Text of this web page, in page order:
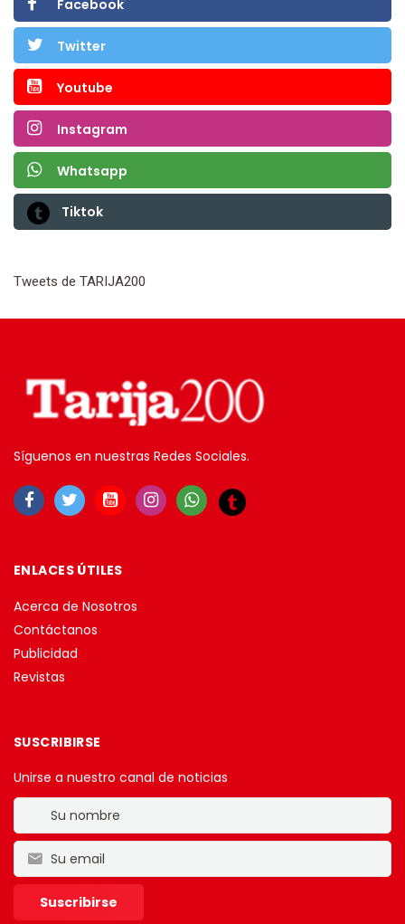
Facebook
Twitter
Youtube
Instagram
Whatsapp
Tiktok
Tweets de TARIJA200
Síguenos en nuestras Redes Sociales.
ENLACES ÚTILES
Acerca de Nosotros
Contáctanos
Publicidad
Revistas
SUSCRIBIRSE
Unirse a nuestro canal de noticias